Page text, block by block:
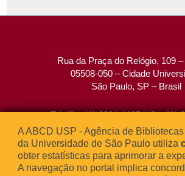
Rua da Praça do Relógio, 109
05508-050 – Cidade
São Paulo, SP – Brasil
Tel: (0xx11) 3091-4195 / (0xx11)
Fax: (0xx11) 3091-1567
E-mail:
A ABCD USP - Agência de
da Universidade de São Paulo utiliza
obter estatísticas para aprimorar a
A navegação no portal implica